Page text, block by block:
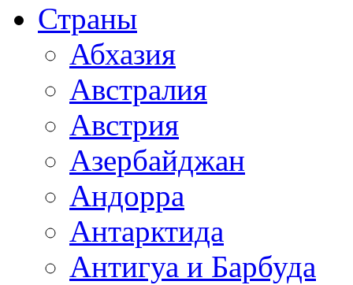
Страны
Абхазия
Австралия
Австрия
Азербайджан
Андорра
Антарктида
Антигуа и Барбуда